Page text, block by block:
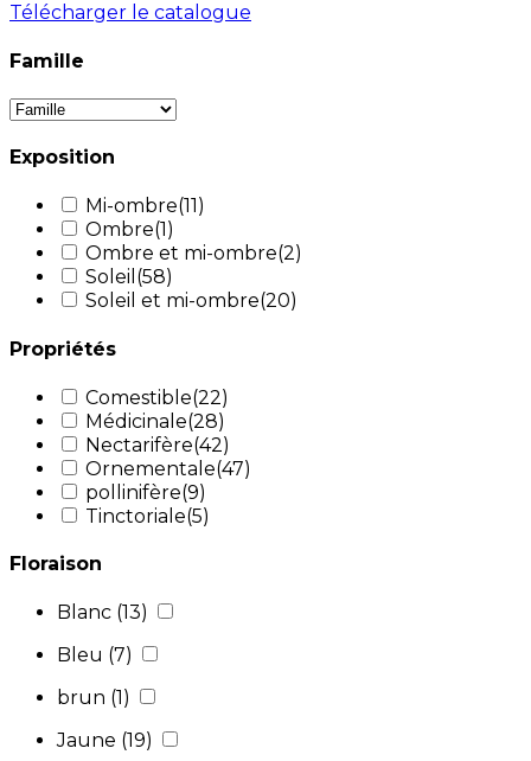
Télécharger le catalogue
Famille
Exposition
Mi-ombre(11)
Ombre(1)
Ombre et mi-ombre(2)
Soleil (58)
Soleil et mi-ombre(20)
Propriétés
Comestible(22)
Médicinale(28)
Nectarifère(42)
Ornementale(47)
pollinifère(9)
Tinctoriale(5)
Floraison
Blanc (13)
Bleu (7)
brun (1)
Jaune (19)